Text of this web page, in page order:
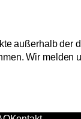
außerhalb der
Wir melden